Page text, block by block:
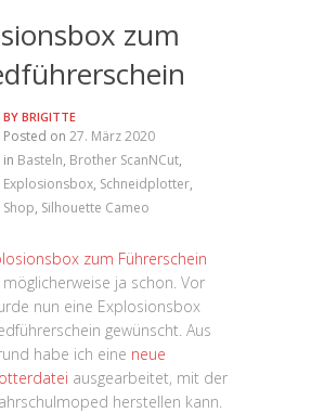
zum
BY BRIGITTE
Posted on 27. März 2020
in Basteln, Brother ScanNCut,
Explosionsbox, Schneidplotter,
Shop, Silhouette Cameo
zum Führerschein
ja schon. Vor
nun eine Explosionsbox
gewünscht. Aus
habe ich eine neue
ausgearbeitet, mit der
herstellen kann.